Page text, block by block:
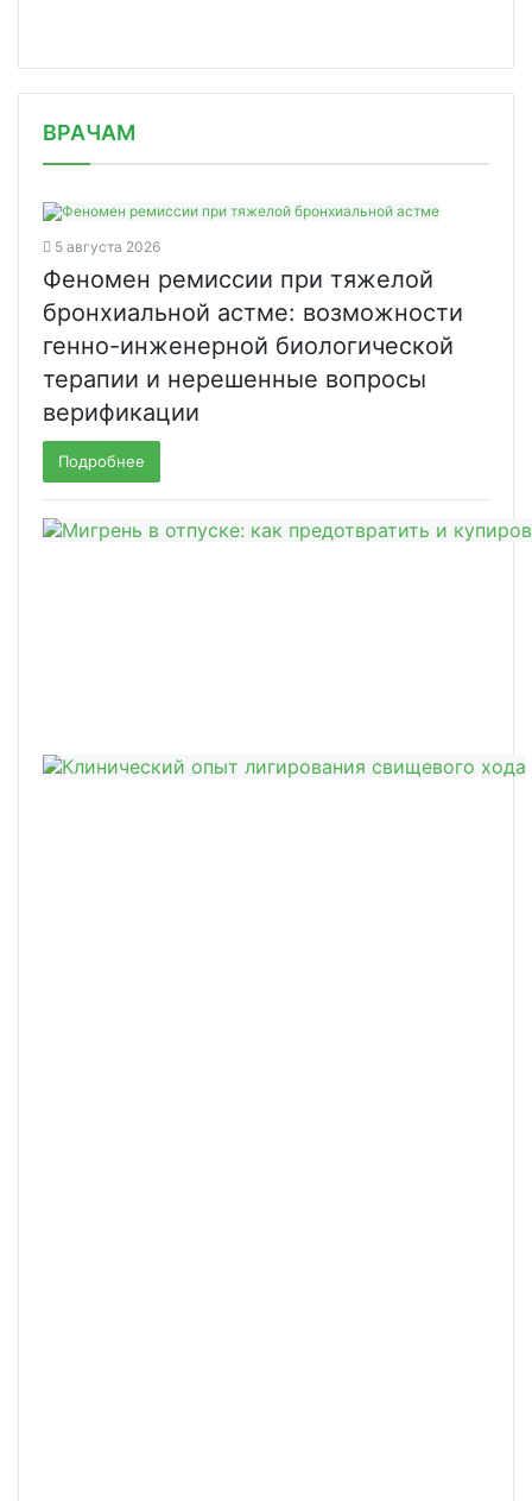
ВРАЧАМ
5 августа 2026
Феномен ремиссии при тяжелой
бронхиальной астме: возможности
генно-инженерной биологической
терапии и нерешенные вопросы
верификации
Подробнее